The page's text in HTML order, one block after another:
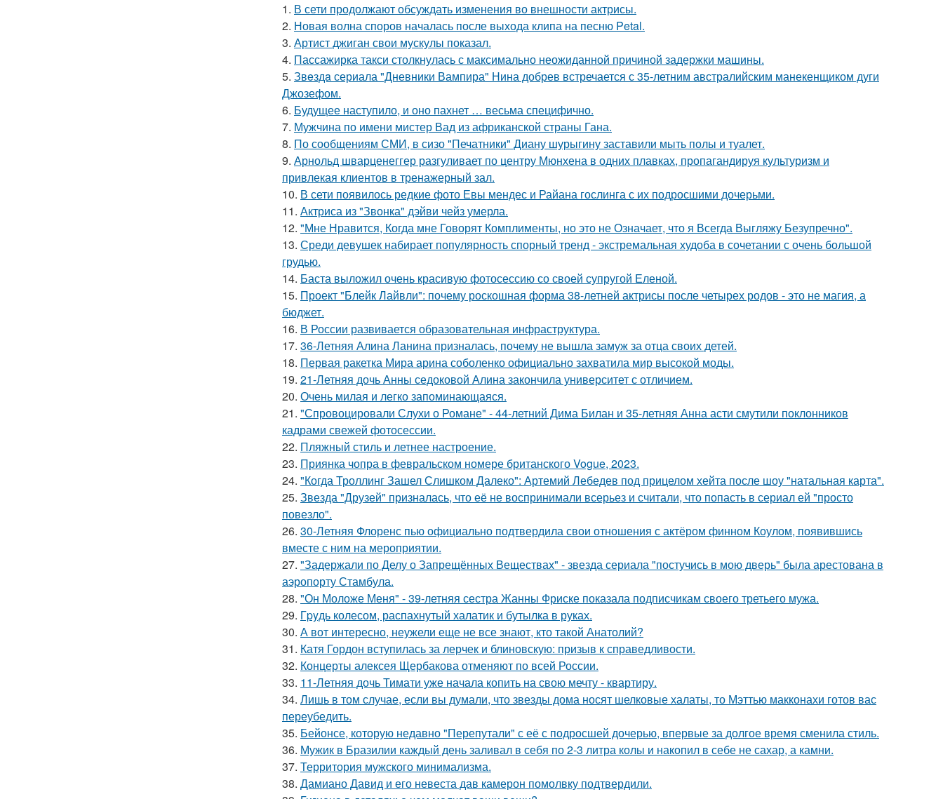
1. В сети продолжают обсуждать изменения во внешности актрисы.
2. Новая волна споров началась после выхода клипа на песню Petal.
3. Артист джиган свои мускулы показал.
4. Пассажирка такси столкнулась с максимально неожиданной причиной задержки машины.
5. Звeздa сериала "Дневники Вампира" Нина добрев встречается с 35-летним австралийским манекенщиком дуги
Джозефом.
6. Будущее наступило, и оно пахнет … весьма специфично.
7. Мужчина по имени мистер Вад из африканской страны Гана.
8. По сообщениям СМИ, в сизо "Печатники" Диану шурыгину заставили мыть полы и туалет.
9. Арнольд шварценеггер разгуливает по центру Мюнхена в одних плавках, пропагандируя культуризм и
привлекая клиентов в тренажерный зал.
10. В сети появилось редкие фото Евы мендес и Райана гослинга с их подросшими дочерьми.
11. Актриса из "Звонка" дэйви чейз умерла.
12. "Мне Нравится, Когда мне Говорят Комплименты, но это не Означает, что я Всегда Выгляжу Безупречно".
13. Среди девушек набирает популярность спорный тренд - экстремальная худоба в сочетании с очень большой
грудью.
14. Баста выложил очень красивую фотосессию со своей супругой Еленой.
15. Проект "Блейк Лайвли": почему роскошная форма 38-летней актрисы после четырех родов - это не магия, а
бюджет.
16. В России развивается образовательная инфраструктура.
17. 36-Летняя Алина Ланина призналась, почему не вышла замуж за отца своих детей.
18. Первая ракетка Мира арина соболенко официально захватила мир высокой моды.
19. 21-Летняя дочь Анны седоковой Алина закончила университет с отличием.
20. Очень милая и легко запоминающаяся.
21. "Спровоцировали Слухи о Романе" - 44-летний Дима Билан и 35-летняя Анна асти смутили поклонников
кадрами свежей фотосессии.
22. Пляжный стиль и летнее настроение.
23. Приянка чопра в февральском номере британского Vogue, 2023.
24. "Когда Троллинг Зашел Слишком Далеко": Артемий Лебедев под прицелом хейта после шоу "натальная карта".
25. Звезда "Друзей" призналась, что её не воспринимали всерьез и считали, что попасть в сериал ей "просто
повезло".
26. 30-Летняя Флоренс пью официально подтвердила свои отношения с актёром финном Коулом, появившись
вместе с ним на мероприятии.
27. "Задержали по Делу о Запрещённых Веществах" - звезда сериала "постучись в мою дверь" была арестована в
аэропорту Стамбула.
28. "Он Моложе Меня" - 39-летняя сестра Жанны Фриске показала подписчикам своего третьего мужа.
29. Гpyдь колесом, распахнутый халатик и бутылка в руках.
30. А вот интересно, неужели еще не все знают, кто такой Анатолий?
31. Катя Гордон вступилась за лерчек и блиновскую: призыв к справедливости.
32. Концерты алексея Щербакова отменяют по всей России.
33. 11-Летняя дочь Тимати уже начала копить на свою мечту - квартиру.
34. Лишь в том случае, если вы думали, что звезды дома носят шелковые халаты, то Мэттью макконахи готов вас
переубедить.
35. Бейонсе, которую недавно "Перепутали" с её с подросшей дочерью, впервые за долгое время сменила стиль.
36. Мужик в Бразилии каждый день заливал в себя по 2-3 литра колы и накопил в себе не сахар, а камни.
37. Территория мужского минимализма.
38. Дамиано Давид и его невеста дав камерон помолвку подтвердили.